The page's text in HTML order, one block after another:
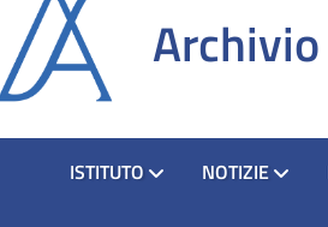
HOMEISTITUTO NOTIZIE